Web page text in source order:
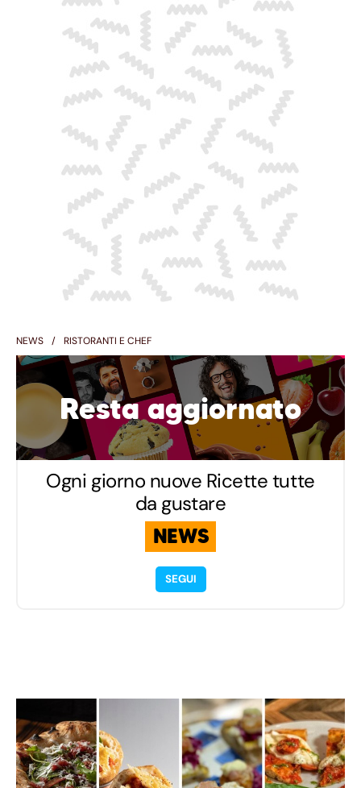
NEWS RISTORANTI E CHEF
Resta aggiornato
Ogni giorno nuove Ricette tutte
da gustare
NEWS
SEGUI